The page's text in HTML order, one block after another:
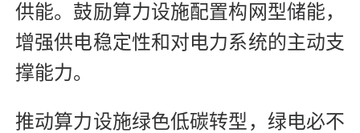
供能。鼓励算力设施配置构网型储能，
增强供电稳定性和对电力系统的主动支
撑能力。
推动算力设施绿色低碳转型，绿电必不